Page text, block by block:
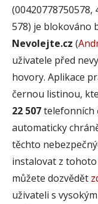
(00420778750578,
578) je blokováno
Nevolejte.cz (
uživatele před
hovory. Aplikace
černou listinou,
22 507telefonních
automaticky
těchto
instalovat z tohoto
můžete dozvědět
uživateli s